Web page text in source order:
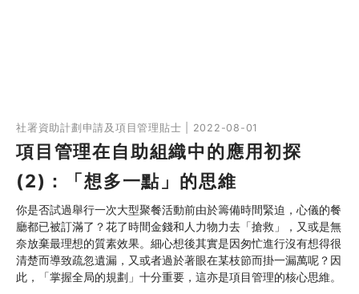
社署資助計劃申請及項目管理貼士 | 2022-08-01
項目管理在自助組織中的應用初探
(2)：「想多一點」的思維
你是否試過舉行一次大型聚餐活動前由於籌備時間緊迫，心儀的餐
廳都已被訂滿了？花了時間金錢和人力物力去「搶救」，又或是無
奈放棄最理想的質素效果。細心想後其實是因匆忙進行沒有想得很
清楚而導致疏忽遺漏，又或者過於著眼在某枝節而掛一漏萬呢？因
此，「掌握全局的規劃」十分重要，這亦是項目管理的核心思維。